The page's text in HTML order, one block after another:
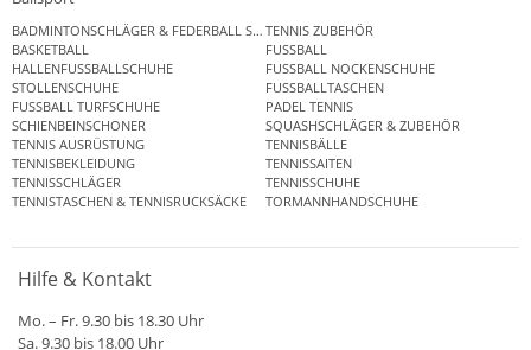
BADMINTONSCHLÄGER & FEDERBALL SETSTENNIS ZUBEHÖR
BASKETBALL
FUSSBALL
HALLENFUSSBALLSCHUHE
FUSSBALL NOCKENSCHUHE
STOLLENSCHUHE
FUSSBALLTASCHEN
FUSSBALL TURFSCHUHE
PADEL TENNIS
SCHIENBEINSCHONER
SQUASHSCHLÄGER & ZUBEHÖR
TENNIS AUSRÜSTUNG
TENNISBÄLLE
TENNISBEKLEIDUNG
TENNISSAITEN
TENNISSCHLÄGER
TENNISSCHUHE
TENNISTASCHEN & TENNISRUCKSÄCKE
TORMANNHANDSCHUHE
Hilfe & Kontakt
Mo. – Fr. 9.30 bis 18.30 Uhr
Sa. 9.30 bis 18.00 Uhr